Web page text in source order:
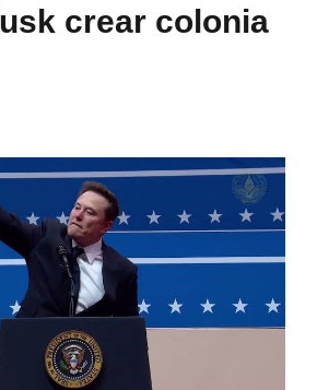
cuentas de
por posible
las escritas por
la Liga MX en la
en Miami junto a de
crear colonia